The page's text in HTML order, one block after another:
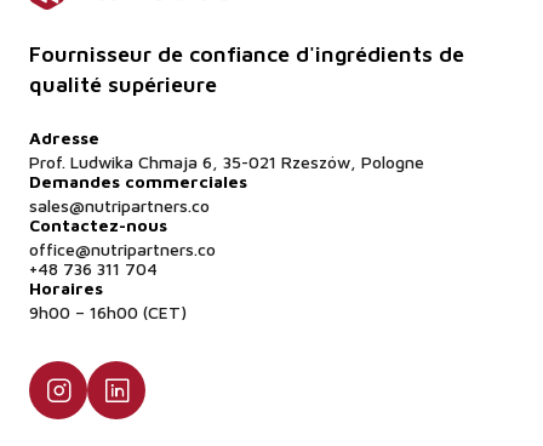
Fournisseur de confiance d'ingrédients de
qualité supérieure
Adresse
Prof. Ludwika Chmaja 6, 35-021 Rzeszów, Pologne
Demandes commerciales
sales@nutripartners.co
Contactez-nous
office@nutripartners.co
+48 736 311 704
Horaires
9h00 – 16h00 (CET)